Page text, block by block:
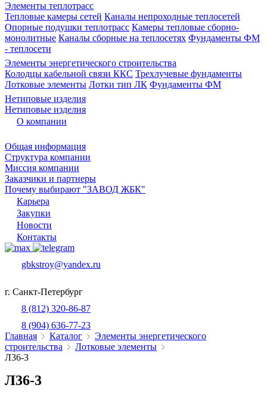
Элементы теплотрасс
Тепловые камеры сетей Каналы непроходные теплосетей
Опорные подушки теплотрасс Камеры тепловые сборно-
монолитные Каналы сборные на теплосетях Фундаменты ФМ
- теплосети
Элементы энергетического строительства
Колодцы кабельной связи ККС Трехлучевые фундаменты
Лотковые элементы Лотки тип ЛК Фундаменты ФМ
Нетиповые изделия
Нетиповые изделия
О компании
Общая информация
Структура компании
Миссия компании
Заказчики и партнеры
Почему выбирают "ЗАВОД ЖБК"
Карьера
Закупки
Новости
Контакты
gbkstroy@yandex.ru
г. Санкт-Петербург
8 (812) 320-86-87
8 (904) 636-77-23
Главная
Каталог
Элементы энергетического
строительства
Лотковые элементы
Л36-3
Л36-3